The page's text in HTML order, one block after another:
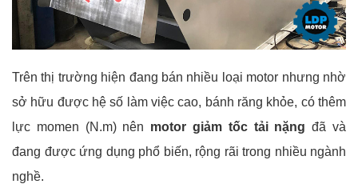
Trên thị trường hiện đang bán nhiều loại motor nhưng nhờ
sở hữu được hệ số làm việc cao, bánh răng khỏe, có thêm
lực momen (N.m) nên motor giảm tốc tải nặng đã và
đang được ứng dụng phổ biến, rộng rãi trong nhiều ngành
nghề.